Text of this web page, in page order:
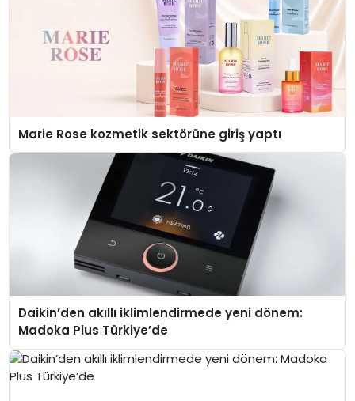
Marie Rose kozmetik sektörüne giriş yaptı
Daikin’den akıllı iklimlendirmede yeni dönem:
Madoka Plus Türkiye’de